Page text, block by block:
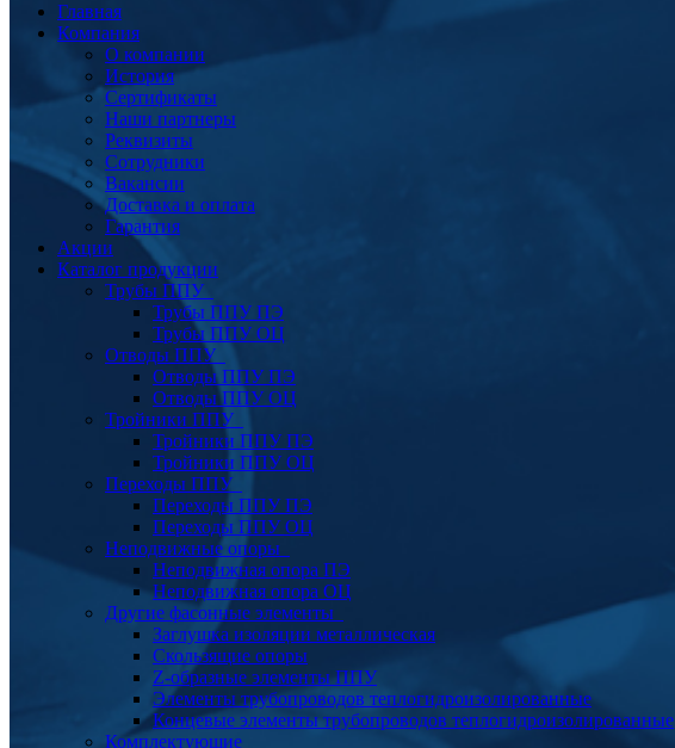
Главная
Компания
О компании
История
Сертификаты
Наши партнеры
Реквизиты
Сотрудники
Вакансии
Доставка и оплата
Гарантия
Акции
Каталог продукции
Трубы ППУ
Трубы ППУ ПЭ
Трубы ППУ ОЦ
Отводы ППУ
Отводы ППУ ПЭ
Отводы ППУ ОЦ
Тройники ППУ
Тройники ППУ ПЭ
Тройники ППУ ОЦ
Переходы ППУ
Переходы ППУ ПЭ
Переходы ППУ ОЦ
Неподвижные опоры
Неподвижная опора ПЭ
Неподвижная опора ОЦ
Другие фасонные элементы
Заглушка изоляции металлическая
Скользящие опоры
Z-образные элементы ППУ
Элементы трубопроводов теплогидроизолированные
Концевые элементы трубопроводов теплогидроизолированные
Комплектующие